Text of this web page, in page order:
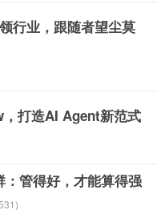
行业，跟随者望尘莫
打造AI Agent新范式
：管得好，才能算得强